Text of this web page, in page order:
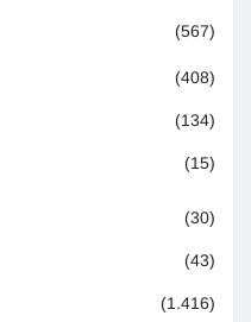
(567)
(408)
(134)
(15)
(30)
(43)
(1.416)